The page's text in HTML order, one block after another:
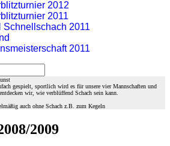
2012
2011
Schnellschach 2011
2011
gespielt, sportlich wird es für unsere vier Mannschaften und
wir, wie verblüffend Schach sein kann.
auch ohne Schach z.B. zum Kegeln
2009